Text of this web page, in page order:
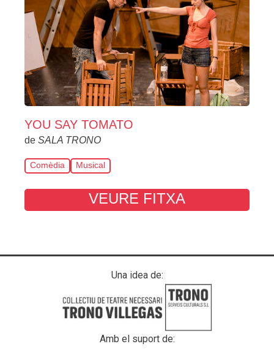
YOU SAY TOMATO
de SALA TRONO
Comèdia Musical
VEURE FITXA
Una idea de:
Amb el suport de: